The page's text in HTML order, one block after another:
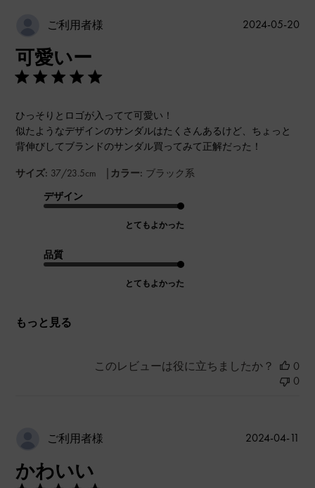
ご利用者様
可愛いー
ひっそりとロゴが入ってて可愛い！
似たようなデザインのサンダルはたくさんあるけど、ちょっと
背伸びしてブランドのサンダル買ってみて正解だった！
サイズ: 37/23.5cm | カラー: ブラック系
デザイン
とてもよかった
品質
とてもよかった
もっと見る
公
2024-05-20
このレビューは役に立ちましたか？
0
0
ご利用者様
かわいい
2024-04-11